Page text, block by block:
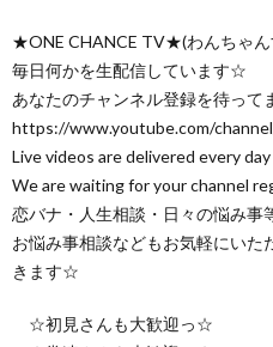
★ONE CHANCE TV★(わんちゃ
毎日何かを生配信しています☆
あなたのチャンネル登録を待って
https://www.youtube.com/
Live videos are delivered every
We are waiting for your channel
恋バナ・人生相談・日々の悩み事
お悩み事相談などもお気軽にい
きます☆
☆初見さんも大歓迎っ☆